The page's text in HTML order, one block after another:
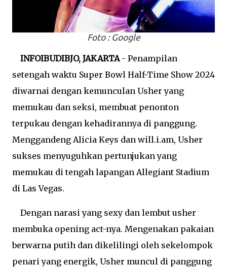
Foto : Google
INFOIBUDIBJO, JAKARTA- Penampilan
setengah waktu Super Bowl Half-Time Show 2024
diwarnai dengan kemunculan Usher yang
memukau dan seksi, membuat penonton
terpukau dengan kehadirannya di panggung.
Menggandeng Alicia Keys dan will.i.am, Usher
sukses menyuguhkan pertunjukan yang
memukau di tengah lapangan Allegiant Stadium
di Las Vegas.
Dengan narasi yang sexy dan lembut usher
membuka opening act-nya. Mengenakan pakaian
berwarna putih dan dikelilingi oleh sekelompok
penari yang energik, Usher muncul di panggung